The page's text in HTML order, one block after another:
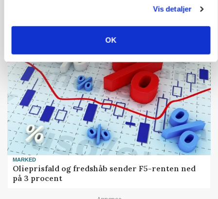
Vis detaljer
OK
Loading...
MARKED
Olieprisfald og fredshåb sender F5-renten ned
på 3 procent